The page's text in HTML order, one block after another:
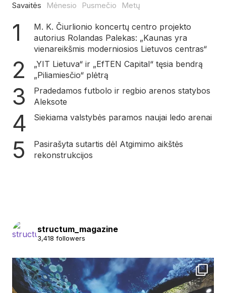
Savaitės Mėnesio Pusmečio Metų
M. K. Čiurlionio koncertų centro projekto
autorius Rolandas Palekas: „Kaunas yra
vienareikšmis moderniosios Lietuvos centras“
„YIT Lietuva“ ir „EfTEN Capital“ tęsia bendrą
„Piliamiesčio“ plėtrą
Pradedamos futbolo ir regbio arenos statybos
Aleksote
Siekiama valstybės paramos naujai ledo arenai
Pasirašyta sutartis dėl Atgimimo aikštės
rekonstrukcijos
structum_magazine
3,418 followers